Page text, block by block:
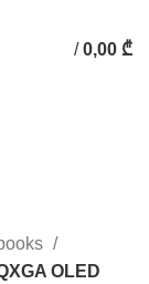
/ 0,00 ₾
OLED